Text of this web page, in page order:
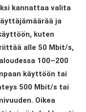
kannattaa valita
ja
kuten
alle 50 Mbit/s,
100–200
käyttöön tai
500 Mbit/s tai
Oikea